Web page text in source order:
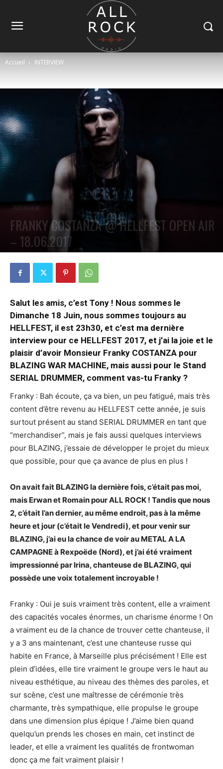
Accueil INTERVIEW
INTERVIEW
FRANKY COSTANZA @ HELLFEST OPEN AIR
– 18.06.2017
Salut les amis, c’est Tony ! Nous sommes le
Dimanche 18 Juin, nous sommes toujours au
HELLFEST, il est 23h30, et c’est ma dernière
interview pour ce HELLFEST 2017, et j’ai la joie et le
plaisir d’avoir Monsieur Franky COSTANZA pour
BLAZING WAR MACHINE, mais aussi pour le Stand
SERIAL DRUMMER, comment vas-tu Franky ?
Franky : Bah écoute, ça va bien, un peu fatigué, mais très
content d’être revenu au HELLFEST cette année, je suis
surtout présent au stand SERIAL DRUMMER en tant que
“merchandiser”, mais je fais aussi quelques interviews
pour BLAZING, j’essaie de développer le projet du mieux
que possible, pour que ça avance de plus en plus !
On avait fait BLAZING la dernière fois, c’était pas moi,
mais Erwan et Romain pour ALL ROCK ! Tandis que nous
2, c’était l’an dernier, au même endroit, pas à la même
heure et jour (c’était le Vendredi), et pour venir sur
BLAZING, j’ai eu la chance de voir au METAL A LA
CAMPAGNE à Rexpoëde (Nord), et j’ai été vraiment
impressionné par Irina, chanteuse de BLAZING, qui
possède une voix totalement incroyable !
Franky : Oui je suis vraiment très content, elle a vraiment
des capacités vocales énormes, un charisme énorme ! On
a vraiment eu de la chance de trouver cette chanteuse, il
y a 3 ans maintenant, c’est une chanteuse russe qui
habite en France, à Marseille plus précisément ! Elle est
plein d’idées, elle tire vraiment le groupe vers le haut au
niveau esthétique, au niveau des thèmes des paroles, et
sur scène, c’est une maîtresse de cérémonie très
charmante, très sympathique, elle propulse le groupe
dans une dimension plus épique ! J’aime bien quand
quelqu’un prends les choses en main, cet instinct de
leader, et elle a vraiment les qualités de frontwoman
donc ça me fait vraiment plaisir !